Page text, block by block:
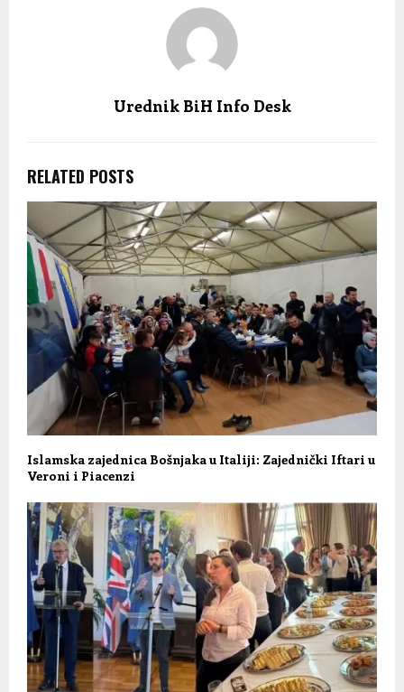
Urednik BiH Info Desk
RELATED POSTS
Islamska zajednica Bošnjaka u Italiji: Zajednički Iftari u
Veroni i Piacenzi